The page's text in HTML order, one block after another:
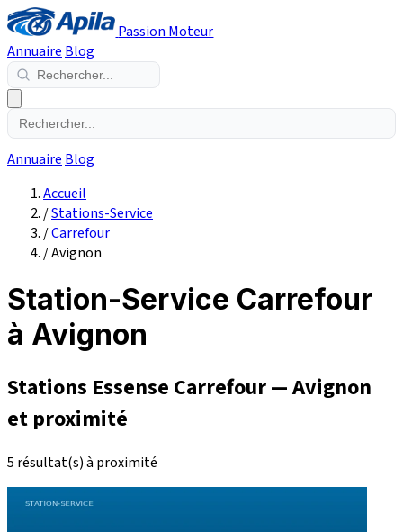
Passion Moteur
Annuaire Blog
Annuaire Blog
Accueil
/Stations-Service
/Carrefour
/Avignon
Station-Service Carrefour
à Avignon
Stations Essense Carrefour — Avignon
et proximité
5 résultat(s) à proximité